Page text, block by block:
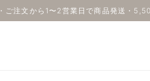
・ご注文から1〜2営業日で商品発送・